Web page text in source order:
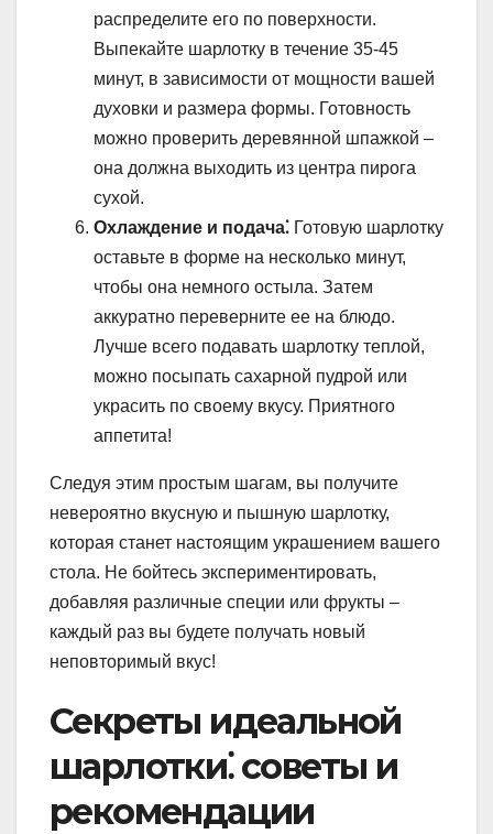
распределите его по поверхности.
Выпекайте шарлотку в течение 35-45
минут, в зависимости от мощности вашей
духовки и размера формы. Готовность
можно проверить деревянной шпажкой –
она должна выходить из центра пирога
сухой.
Охлаждение и подача⁚ Готовую шарлотку
оставьте в форме на несколько минут,
чтобы она немного остыла. Затем
аккуратно переверните ее на блюдо.
Лучше всего подавать шарлотку теплой,
можно посыпать сахарной пудрой или
украсить по своему вкусу. Приятного
аппетита!
Следуя этим простым шагам, вы получите
невероятно вкусную и пышную шарлотку,
которая станет настоящим украшением вашего
стола. Не бойтесь экспериментировать,
добавляя различные специи или фрукты –
каждый раз вы будете получать новый
неповторимый вкус!
Секреты идеальной
шарлотки⁚ советы и
рекомендации